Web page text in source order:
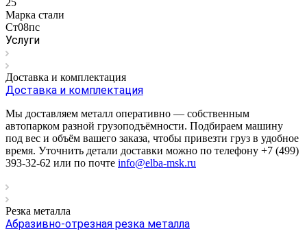
Марка стали
Ст08пс
Услуги
Доставка и комплектация
Доставка и комплектация
Мы доставляем металл оперативно — собственным
автопарком разной грузоподъёмности. Подбираем машину
под вес и объём вашего заказа, чтобы привезти груз в удобное
время. Уточнить детали доставки можно по телефону +7 (499)
393-32-62 или по почте info@elba-msk.ru
Резка металла
Абразивно-отрезная резка металла